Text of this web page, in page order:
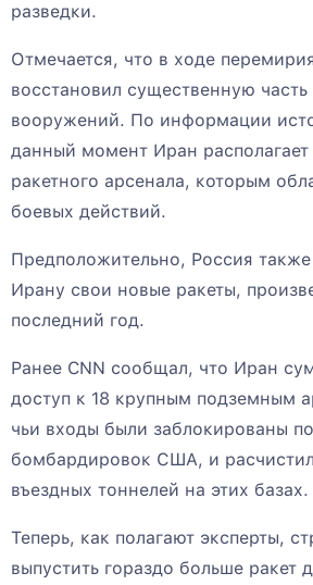
разведки.
Отмечается, что в ходе
восстановил существенную часть
вооружений. По информации
данный момент Иран
ракетного арсенала, которым
боевых действий.
Предположительно, Россия также
Ирану свои новые ракеты,
последний год.
Ранее CNN сообщал, что Иран
доступ к 18 крупным подземным
чьи входы были заблокированы
бомбардировок США, и
въездных тоннелей на этих базах.
Теперь, как полагают эксперты,
выпустить гораздо больше ракет